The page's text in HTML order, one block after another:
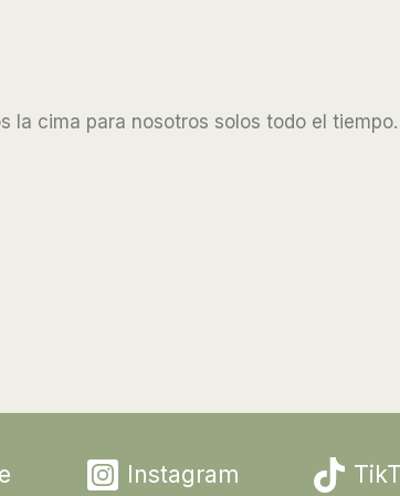
la cima para nosotros solos todo el tiempo.
Instagram